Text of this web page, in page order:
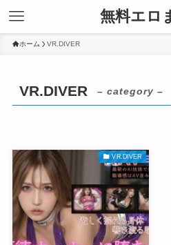
無料エロ
ホーム VR.DIVER
VR.DIVER – category –
VR.DIVER